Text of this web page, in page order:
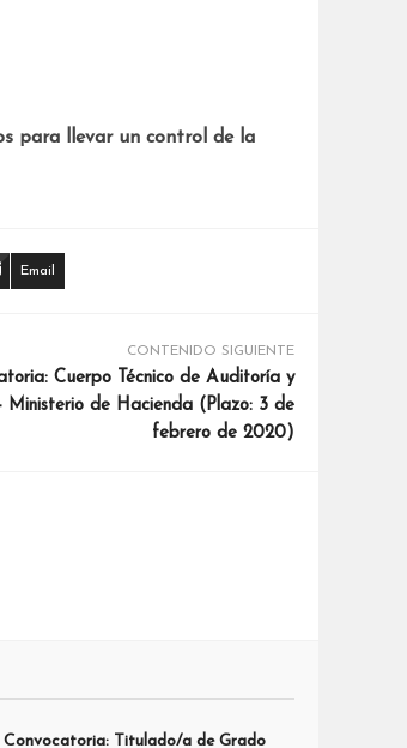
para llevar un control de la
Email
CONTENIDO SIGUIENTE
Cuerpo Técnico de Auditoría y
Ministerio de Hacienda (Plazo: 3 de
febrero de 2020)
Convocatoria: Titulado/a de Grado